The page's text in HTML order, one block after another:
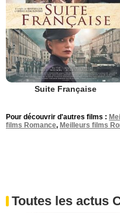
Suite Française
Pour découvrir d'autres films :
films Romance, Meilleurs films
Toutes les actus